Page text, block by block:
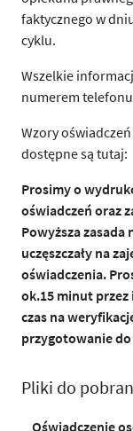
faktycznego w
cyklu.
Wszelkie
numerem telefonu
Wzory
dostępne są tutaj:
Prosimy o
oświadczeń oraz
Powyższa
uczęszczały na
oświadczenia.
ok.15 minut przez
czas na
przygotowanie do
Pliki do
Oświadczenie